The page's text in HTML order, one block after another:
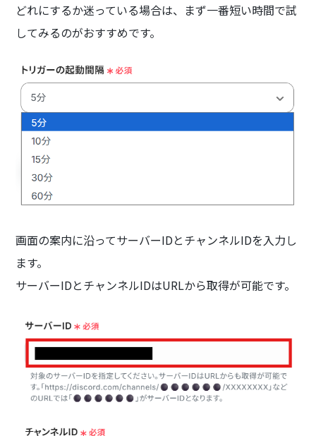
どれにするか迷っている場合は、まず一番短い時間で試
してみるのがおすすめです。
画面の案内に沿ってサーバーIDとチャンネルIDを入力し
ます。
サーバーIDとチャンネルIDはURLから取得が可能です。